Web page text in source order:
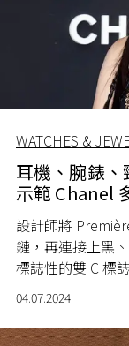
WATCHES &
耳機、腕錶
示範 Chanel
設計師將
鏈，再連接上黑
標誌性的雙 C 標
04.07.2024